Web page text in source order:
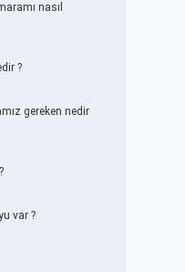
nasıl
?
gereken nedir
var ?